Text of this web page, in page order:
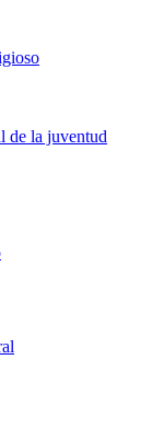
de la juventud